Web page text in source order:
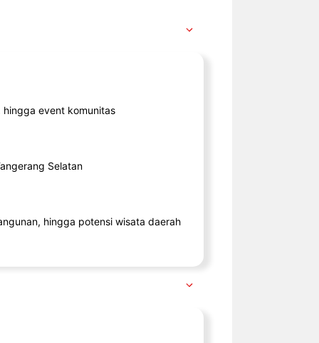
event komunitas
Selatan
hingga potensi wisata daerah